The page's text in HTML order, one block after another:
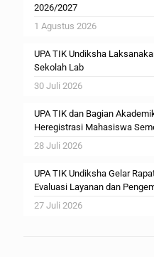
2026/2027
1 Agustus 2026
UPA TIK Undiksha
Sekolah Lab
30 Juli 2026
UPA TIK dan Bagian
Heregistrasi Mahasiswa
28 Juli 2026
UPA TIK Undiksha Gelar
Evaluasi Layanan dan
27 Juli 2026